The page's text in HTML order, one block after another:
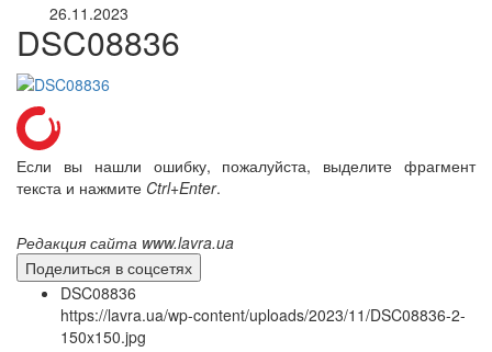
26.11.2023
DSC08836
Если вы нашли ошибку, пожалуйста, выделите фрагмент
текста и нажмите Ctrl+Enter.
Редакция сайта www.lavra.ua
Поделиться в соцсетях
DSC08836
https://lavra.ua/wp-content/uploads/2023/11/DSC08836-2-
150x150.jpg